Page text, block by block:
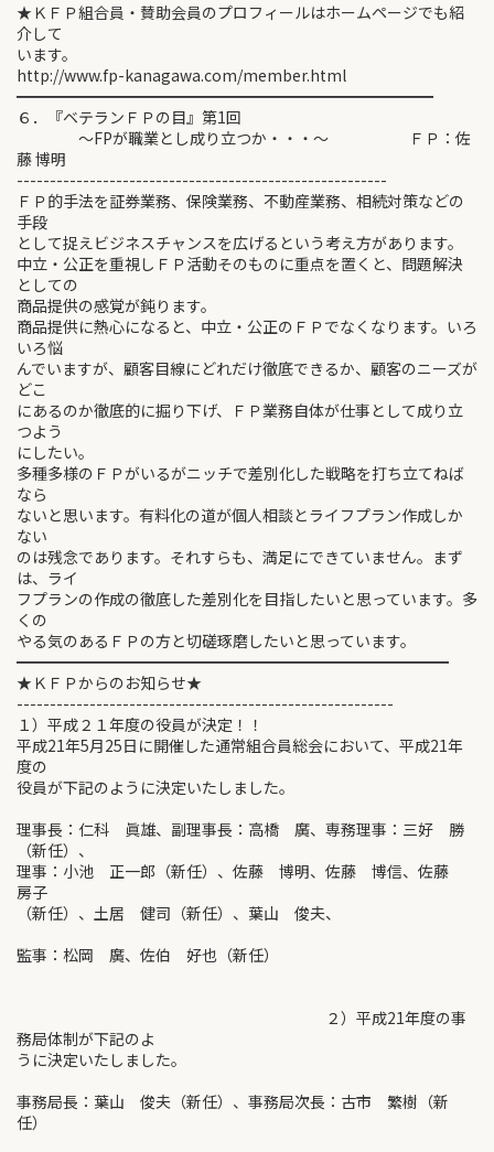
★ＫＦＰ組合員・賛助会員のプロフィールはホームページでも紹
介して
います。
http://www.fp-kanagawa.com/member.html
━━━━━━━━━━━━━━━━━━━━━━━━━━━
６．『ベテランＦＰの目』第1回
～FPが職業とし成り立つか・・・～ ＦＰ：佐
藤 博明
--------------------------------------------------------
ＦＰ的手法を証券業務、保険業務、不動産業務、相続対策などの
手段
として捉えビジネスチャンスを広げるという考え方があります。
中立・公正を重視しＦＰ活動そのものに重点を置くと、問題解決
としての
商品提供の感覚が鈍ります。
商品提供に熱心になると、中立・公正のＦＰでなくなります。いろ
いろ悩
んでいますが、顧客目線にどれだけ徹底できるか、顧客のニーズが
どこ
にあるのか徹底的に掘り下げ、ＦＰ業務自体が仕事として成り立
つよう
にしたい。
多種多様のＦＰがいるがニッチで差別化した戦略を打ち立てねば
なら
ないと思います。有料化の道が個人相談とライフプラン作成しか
ない
のは残念であります。それすらも、満足にできていません。まず
は、ライ
フプランの作成の徹底した差別化を目指したいと思っています。多
くの
やる気のあるＦＰの方と切磋琢磨したいと思っています。
━━━━━━━━━━━━━━━━━━━━━━━━━━━━
★ＫＦＰからのお知らせ★
---------------------------------------------------------
１）平成２１年度の役員が決定！！
平成21年5月25日に開催した通常組合員総会において、平成21年
度の
役員が下記のように決定いたしました。
理事長：仁科 眞雄、副理事長：高橋 廣、専務理事：三好 勝
（新任）、
理事：小池 正一郎（新任）、佐藤 博明、佐藤 博信、佐藤
房子
（新任）、土居 健司（新任）、葉山 俊夫、
監事：松岡 廣、佐伯 好也（新任）
２）平成21年度の事
務局体制が下記のよ
うに決定いたしました。
事務局長：葉山 俊夫（新任）、事務局次長：古市 繁樹（新
任）